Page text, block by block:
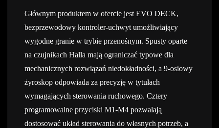
Głównym produktem w ofercie jest EVO DECK,
bezprzewodowy kontroler-uchwyt umożliwiający
wygodne granie w trybie przenośnym. Spusty oparte
na czujnikach Halla mają ograniczać typowe dla
mechanicznych rozwiązań niedokładności, a 9-osiowy
żyroskop odpowiada za precyzję w tytułach
wymagających sterowania ruchowego. Cztery
programowalne przyciski M1-M4 pozwalają
dostosować układ sterowania do własnych potrzeb, a